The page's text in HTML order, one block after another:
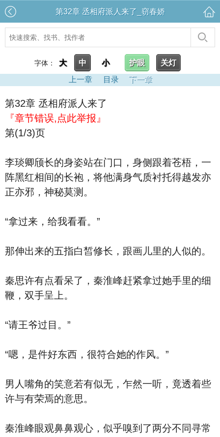
第32章 丞相府派人来了_窃春娇
字体： 大 中 小 护眼
关灯
上一章
目录 下一章
第32章 丞相府派人来了
『章节错误,点此举报』
第(1/3)页
李琰卿颀长的身姿站在门口，身侧跟着苍梧，一
阵黑红相间的长袍，将他满身气质衬托得越发亦
正亦邪，神秘莫测。
“拿过来，给我看看。”
那伸出来的五指白皙修长，跟画儿里的人似的。
秦思许有点看呆了，秦淮峰赶紧拿过她手里的细
鞭，双手呈上。
“请王爷过目。”
“嗯，是件好东西，很符合她的作风。”
男人嘴角的笑意若有似无，乍然一听，竟透着些
许与有荣焉的意思。
秦淮峰眼观鼻鼻观心，似乎嗅到了两分不同寻常